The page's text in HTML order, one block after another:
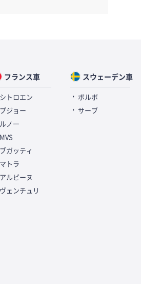
フランス車
シトロエン
プジョー
ルノー
MVS
ブガッティ
マトラ
アルピーヌ
ヴェンチュリ
スウェーデン車
ボルボ
サーブ